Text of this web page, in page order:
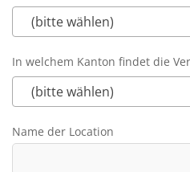
Pflichtfeld
(bitte wählen)
In welchem Kanton findet die
Pflichtfeld
(bitte wählen)
Name der Location